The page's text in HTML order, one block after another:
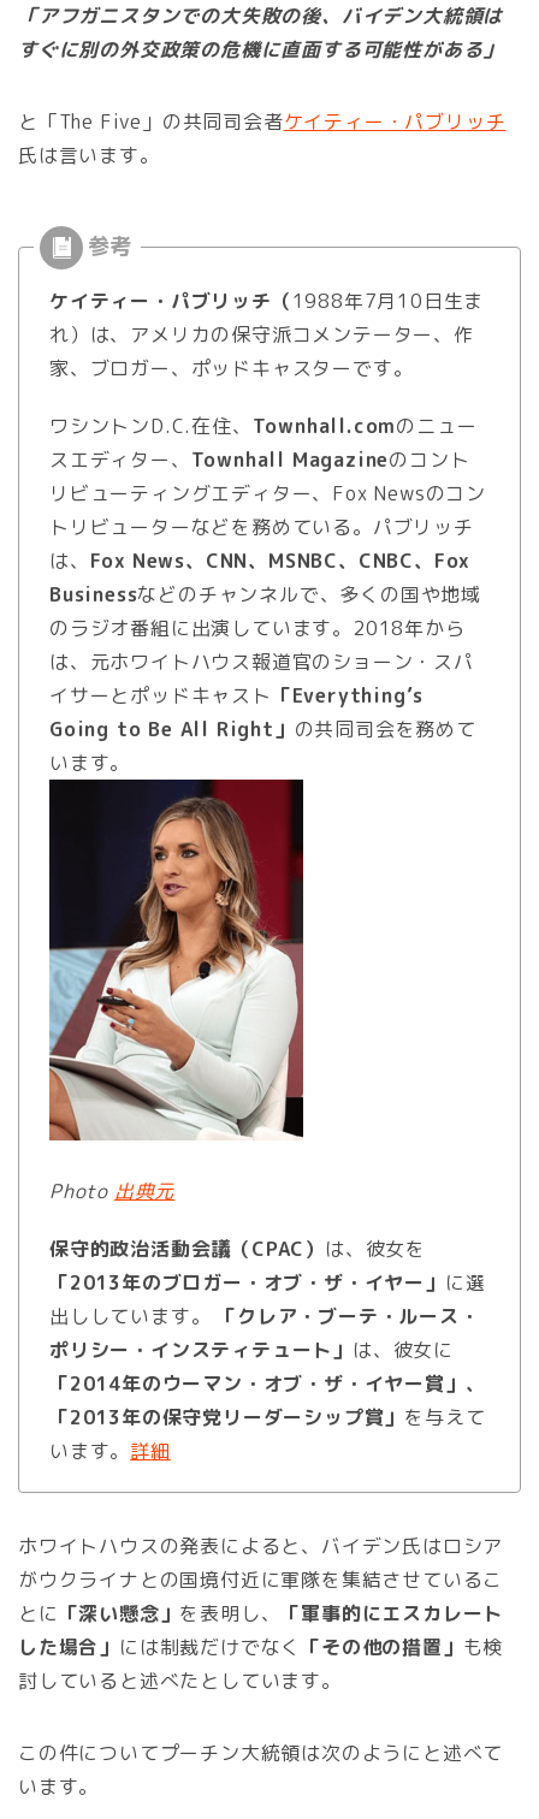
「アフガニスタンでの大失敗の後、バイデン大統領は
すぐに別の外交政策の危機に直面する可能性がある」
と「The Five」の共同司会者ケイティー・パブリッチ
氏は言います。
ケイティー・パブリッチ（1988年7月10日生ま
れ）は、アメリカの保守派コメンテーター、作
家、ブロガー、ポッドキャスターです。
ワシントンD.C.在住、 Townhall.comのニュー
スエディター、 Townhall Magazineのコント
リビューティングエディター、Fox Newsのコン
トリビューターなどを務めている。パブリッチ
は、 Fox News、CNN、MSNBC、CNBC、Fox
Businessなどのチャンネルで、多くの国や地域
のラジオ番組に出演しています。2018年から
は、元ホワイトハウス報道官のショーン・スパ
イサーとポッドキャスト 「Everything’s
Going to Be All Right」 の共同司会を務めて
います。
Photo 出典元
保守的政治活動会議（CPAC） は、彼女を
「2013年のブロガー・オブ・ザ・イヤー」 に選
出ししています。
「クレア・ブーテ・ルース・
ポリシー・インスティテュート」 は、彼女に
「2014年のウーマン・オブ・ザ・イヤー賞」、
「2013年の保守党リーダーシップ賞」 を与えて
います。 詳細
ホワイトハウスの発表によると、バイデン氏はロシア
がウクライナとの国境付近に軍隊を集結させているこ
とに 「深い懸念」 を表明し、
「軍事的にエスカレート
した場合」 には制裁だけでなく 「その他の措置」 も検
討していると述べたとしています。
この件についてプーチン大統領は次のようにと述べて
います。